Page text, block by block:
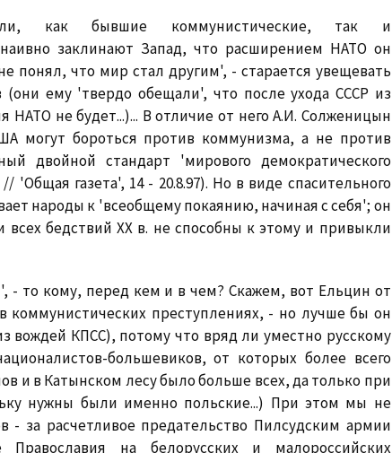
как бывшие коммунистические, так и
заклинают Запад, что расширением НАТО он
понял, что мир стал другим', - старается увещевать
ему 'твердо обещали', что после ухода СССР из
не будет...)... В отличие от него А.И. Солженицын
могут бороться против коммунизма, а не против
двойной стандарт 'мирового демократического
газета', 14 - 20.8.97). Но в виде спасительного
народы к 'всеобщему покаянию, начиная с себя'; он
бедствий XX в. не способны к этому и привыкли
- то кому, перед кем и в чем? Скажем, вот Ельцин от
коммунистических преступлениях, - но лучше бы он
вождей КПСС), потому что вряд ли уместно русскому
большевиков, от которых более всего
и в Катынском лесу было больше всех, да только при
нужны были именно польские...) При этом мы не
- за расчетливое предательство Пилсудским армии
Православия на белорусских и малороссийских